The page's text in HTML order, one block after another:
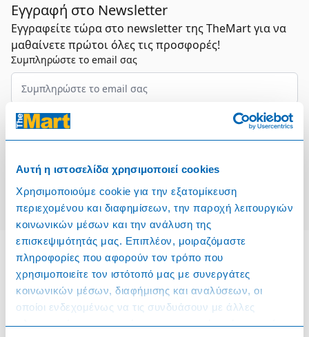
Αυτή η ιστοσελίδα χρησιμοποιεί cookies
Χρησιμοποιούμε cookie για την εξατομίκευση
περιεχομένου και διαφημίσεων, την παροχή λειτουργιών
κοινωνικών μέσων και την ανάλυση της
επισκεψιμότητάς μας. Επιπλέον, μοιραζόμαστε
πληροφορίες που αφορούν τον τρόπο που
χρησιμοποιείτε τον ιστότοπό μας με συνεργάτες
κοινωνικών μέσων, διαφήμισης και αναλύσεων, οι
οποίοι ενδεχομένως να τις συνδυάσουν με άλλες
πληροφορίες που τους έχετε παραχωρήσει ή τις οποίες
Εγγραφή στο Newsletter
Εγγραφείτε τώρα στο newsletter της TheMart για να
μαθαίνετε πρώτοι όλες τις προσφορές!
Συμπληρώστε το email σας
Επιλέξτε τον τομέα σας
Πληροφορίες
Όροι & Προϋποθέσεις